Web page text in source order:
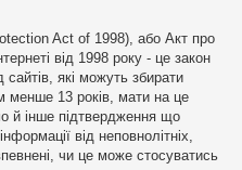
Act of 1998), або Акт про
від 1998 року - це закон
які можуть збирати
менше 13 років, мати на це
й інше підтвердження що
від неповнолітніх,
чи це може стосуватись